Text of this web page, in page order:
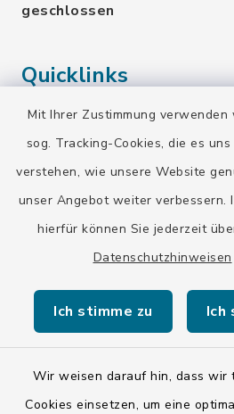
Mit Ihrer Zustimmung
sog. Tracking-Cookies, die es
verstehen, wie unsere Website
unser Angebot weiter verbessern.
hierfür können Sie jederzeit
Datenschutzhinweisen
Ich stimme zu Ich
Wir weisen darauf hin, dass wir
Cookies einsetzen, um eine
geschlossen
Quicklinks
Landratsamt Bad Tölz-
BayernPortal
Kontakt